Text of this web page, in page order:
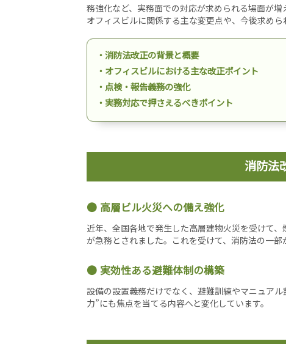
務強化など、実務面での対応が求められる場面が
オフィスビルに関係する主な変更点や、今後求めら
・消防法改正の背景と概要
・オフィスビルにおける主な改正ポイント
・点検・報告義務の強化
・実務対応で押さえるべきポイント
消防法
高層ビル火災への備え強化
近年、全国各地で発生した高層建物火災を受けて
が急務とされました。これを受けて、消防法の一部
実効性ある避難体制の構築
設備の設置義務だけでなく、避難訓練やマニュア
力”にも焦点を当てる内容へと変化しています。